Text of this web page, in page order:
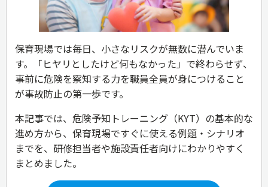
保育現場では毎日、小さなリスクが無数に潜んでいま
す。「ヒヤリとしたけど何もなかった」で終わらせず、
事前に危険を察知する力を職員全員が身につけること
が事故防止の第一歩です。
本記事では、危険予知トレーニング（KYT）の基本的な
進め方から、保育現場ですぐに使える例題・シナリオ
までを、研修担当者や施設責任者向けにわかりやすく
まとめました。